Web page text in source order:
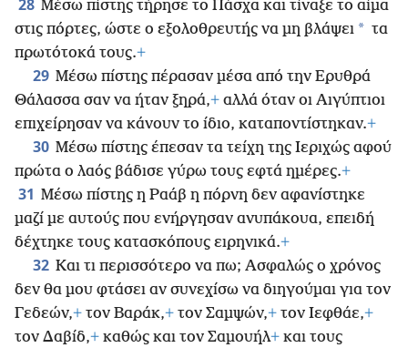
28 Μέσω πίστης τήρησε το Πάσχα και τίναξε το αίμα
στις πόρτες, ώστε ο εξολοθρευτής να μη βλάψει * τα
πρωτότοκά τους.+
29 Μέσω πίστης πέρασαν μέσα από την Ερυθρά
Θάλασσα σαν να ήταν ξηρά,+ αλλά όταν οι Αιγύπτιοι
επιχείρησαν να κάνουν το ίδιο, καταποντίστηκαν.+
30 Μέσω πίστης έπεσαν τα τείχη της Ιεριχώς αφού
πρώτα ο λαός βάδισε γύρω τους εφτά ημέρες.+
31 Μέσω πίστης η Ραάβ η πόρνη δεν αφανίστηκε
μαζί με αυτούς που ενήργησαν ανυπάκουα, επειδή
δέχτηκε τους κατασκόπους ειρηνικά.+
32 Και τι περισσότερο να πω; Ασφαλώς ο χρόνος
δεν θα μου φτάσει αν συνεχίσω να διηγούμαι για τον
Γεδεών,+ τον Βαράκ,+ τον Σαμψών,+ τον Ιεφθάε,+
τον Δαβίδ,+ καθώς και τον Σαμουήλ+ και τους